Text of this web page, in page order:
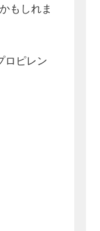
もしれま
ロピレン